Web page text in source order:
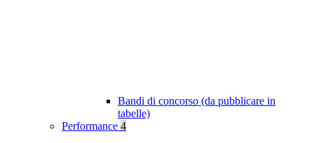
Bandi di concorso (da pubblicare in
tabelle)
Performance 4